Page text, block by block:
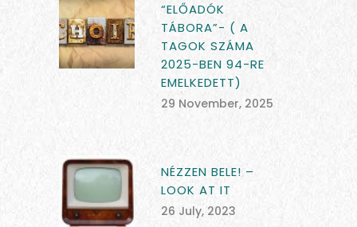
“ELŐADÓK
TÁBORA”- ( A
TAGOK SZÁMA
2025-BEN 94-RE
EMELKEDETT)
29 November, 2025
NÉZZEN BELE! –
LOOK AT IT
26 July, 2023